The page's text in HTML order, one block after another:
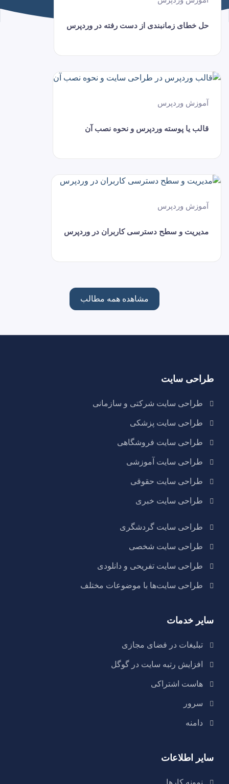
حل خطای زمانبندی از دست رفته در وردپرس
آموزش وردپرس
قالب یا پوسته وردپرس و نحوه نصب آن
آموزش وردپرس
مدیریت و سطح دسترسی کاربران در وردپرس
مشاهده همه مطالب
طراحی سایت
طراحی سایت شرکتی و سازمانی
طراحی سایت پزشکی
طراحی سایت فروشگاهی
طراحی سایت آموزشی
طراحی سایت حقوقی
طراحی سایت خبری
طراحی سایت گردشگری
طراحی سایت شخصی
طراحی سایت تفریحی و دانلودی
طراحی سایت‌ها با موضوعات مختلف
سایر خدمات
تبلیغات در فضای مجازی
افزایش رتبه سایت در گوگل
هاست اشتراکی
سرور
دامنه
سایر اطلاعات
نمونه کارها